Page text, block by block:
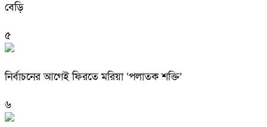
বেড়ি
৫
নির্বাচনের আগেই ফিরতে মরিয়া ‘পলাতক শক্তি’
৬